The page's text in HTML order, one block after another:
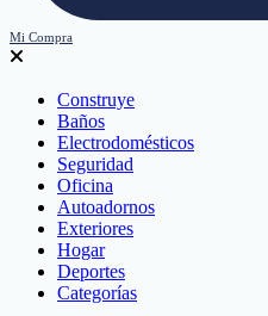
Mi Compra
Construye
Baños
Electrodomésticos
Seguridad
Oficina
Autoadornos
Exteriores
Hogar
Deportes
Categorías